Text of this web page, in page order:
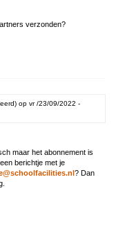
verzonden?
op vr /23/09/2022 -
maar het abonnement is
berichtje met je
? Dan